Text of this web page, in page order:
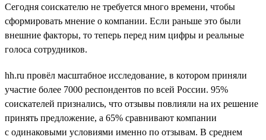
Сегодня соискателю не требуется много времени, чтобы
сформировать мнение о компании. Если раньше это были
внешние факторы, то теперь перед ним цифры и реальные
голоса сотрудников.
hh.ru провёл масштабное исследование, в котором приняли
участие более 7000 респондентов по всей России. 95%
соискателей признались, что отзывы повлияли на их решение
принять предложение, а 65% сравнивают компании
с одинаковыми условиями именно по отзывам. В среднем